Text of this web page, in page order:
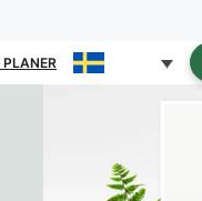
PLANER